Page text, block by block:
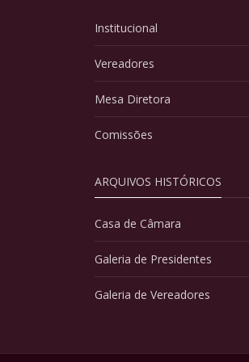
Institucional
Vereadores
Mesa Diretora
Comissões
ARQUIVOS HISTÓRICOS
Casa de Câmara
Galeria de Presidentes
Galeria de Vereadores